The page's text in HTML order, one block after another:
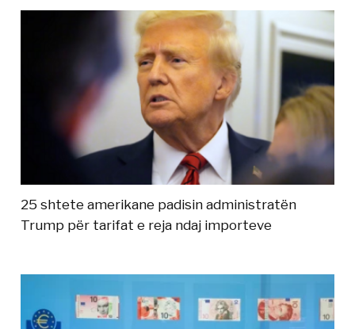
25 shtete amerikane padisin administratën
Trump për tarifat e reja ndaj importeve